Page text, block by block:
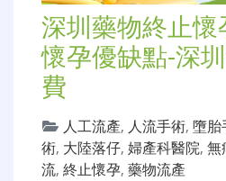
深圳藥物終止
懷孕優缺點-深
費
人工流產, 人流手術, 墮胎
術, 大陸落仔, 婦產科醫院, 無
流, 終止懷孕, 藥物流產